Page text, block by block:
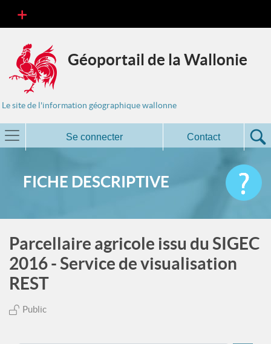
Géoportail de la Wallonie
Le site de l'information géographique wallonne
Se connecter Contact
FICHE DESCRIPTIVE
Parcellaire agricole issu du SIGEC
2016 - Service de visualisation
REST
Public